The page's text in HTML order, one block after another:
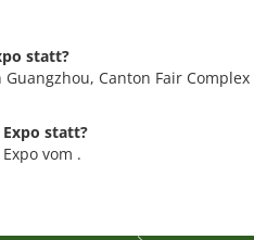
statt?
Canton Fair Complex
statt?
vom .